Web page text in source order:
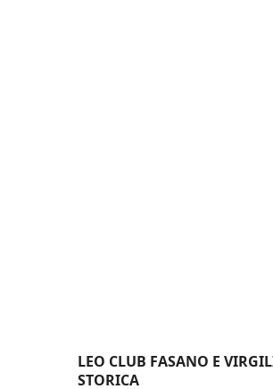
LEO CLUB FASANO E
STORICA